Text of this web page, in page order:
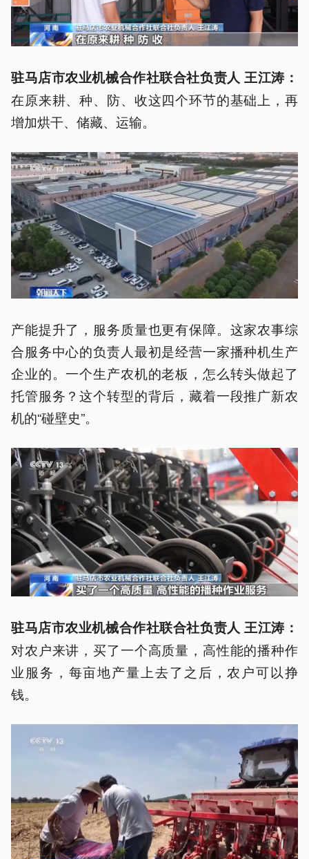
驻马店市农业机械合作社联合社负责人 王江涛 ：
在原来耕、种、防、收这四个环节的基础上，再
增加烘干、储藏、运输。
产能提升了，服务质量也更有保障。这家农事综
合服务中心的负责人最初是经营一家播种机生产
企业的。一个生产农机的老板，怎么转头做起了
托管服务？这个转型的背后，藏着一段推广新农
机的“碰壁史”。
驻马店市农业机械合作社联合社负责人 王江涛 ：
对农户来讲，买了一个高质量，高性能的播种作
业服务，每亩地产量上去了之后，农户可以挣
钱。